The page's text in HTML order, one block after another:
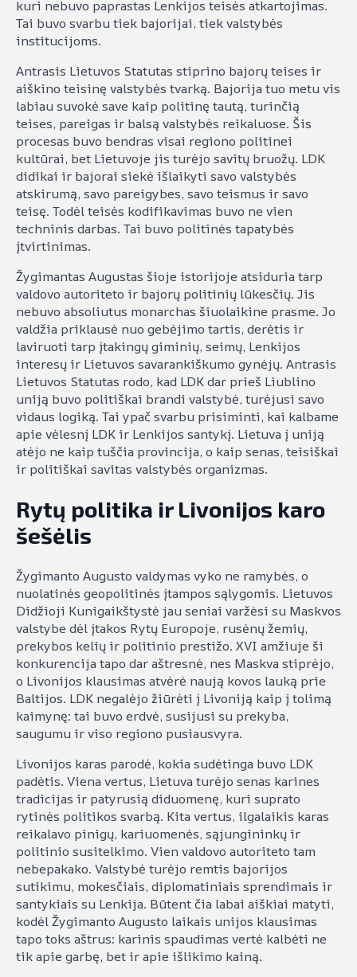
kuri nebuvo paprastas Lenkijos teisės atkartojimas.
Tai buvo svarbu tiek bajorijai, tiek valstybės
institucijoms.
Antrasis Lietuvos Statutas stiprino bajorų teises ir
aiškino teisinę valstybės tvarką. Bajorija tuo metu vis
labiau suvokė save kaip politinę tautą, turinčią
teises, pareigas ir balsą valstybės reikaluose. Šis
procesas buvo bendras visai regiono politinei
kultūrai, bet Lietuvoje jis turėjo savitų bruožų. LDK
didikai ir bajorai siekė išlaikyti savo valstybės
atskirumą, savo pareigybes, savo teismus ir savo
teisę. Todėl teisės kodifikavimas buvo ne vien
techninis darbas. Tai buvo politinės tapatybės
įtvirtinimas.
Žygimantas Augustas šioje istorijoje atsiduria tarp
valdovo autoriteto ir bajorų politinių lūkesčių. Jis
nebuvo absoliutus monarchas šiuolaikine prasme. Jo
valdžia priklausė nuo gebėjimo tartis, derėtis ir
laviruoti tarp įtakingų giminių, seimų, Lenkijos
interesų ir Lietuvos savarankiškumo gynėjų. Antrasis
Lietuvos Statutas rodo, kad LDK dar prieš Liublino
uniją buvo politiškai brandi valstybė, turėjusi savo
vidaus logiką. Tai ypač svarbu prisiminti, kai kalbame
apie vėlesnį LDK ir Lenkijos santykį. Lietuva į uniją
atėjo ne kaip tuščia provincija, o kaip senas, teisiškai
ir politiškai savitas valstybės organizmas.
Rytų politika ir Livonijos karo
šešėlis
Žygimanto Augusto valdymas vyko ne ramybės, o
nuolatinės geopolitinės įtampos sąlygomis. Lietuvos
Didžioji Kunigaikštystė jau seniai varžėsi su Maskvos
valstybe dėl įtakos Rytų Europoje, rusėnų žemių,
prekybos kelių ir politinio prestižo. XVI amžiuje ši
konkurencija tapo dar aštresnė, nes Maskva stiprėjo,
o Livonijos klausimas atvėrė naują kovos lauką prie
Baltijos. LDK negalėjo žiūrėti į Livoniją kaip į tolimą
kaimynę: tai buvo erdvė, susijusi su prekyba,
saugumu ir viso regiono pusiausvyra.
Livonijos karas parodė, kokia sudėtinga buvo LDK
padėtis. Viena vertus, Lietuva turėjo senas karines
tradicijas ir patyrusią diduomenę, kuri suprato
rytinės politikos svarbą. Kita vertus, ilgalaikis karas
reikalavo pinigų, kariuomenės, sąjungininkų ir
politinio susitelkimo. Vien valdovo autoriteto tam
nebepakako. Valstybė turėjo remtis bajorijos
sutikimu, mokesčiais, diplomatiniais sprendimais ir
santykiais su Lenkija. Būtent čia labai aiškiai matyti,
kodėl Žygimanto Augusto laikais unijos klausimas
tapo toks aštrus: karinis spaudimas vertė kalbėti ne
tik apie garbę, bet ir apie išlikimo kainą.